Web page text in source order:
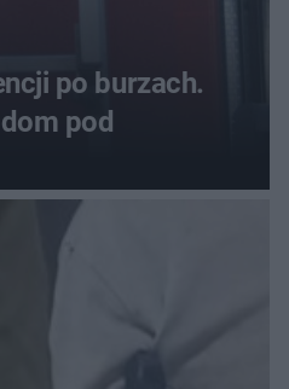
po burzach.
pod